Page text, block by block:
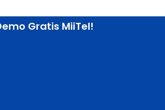
Gratis MiiTel!